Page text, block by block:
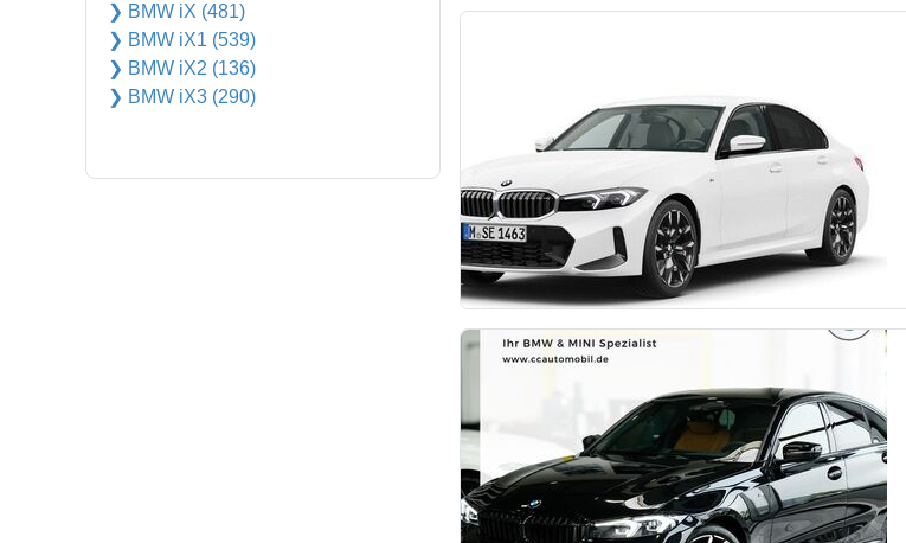
❯ BMW iX (481)
❯ BMW iX1 (539)
❯ BMW iX2 (136)
❯ BMW iX3 (290)